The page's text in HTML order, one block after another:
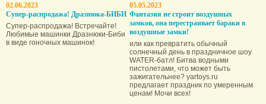
02.06.2023
Супер-распродажа! Дразнюка-БИБИ
Супер-распродажа! Встречайте!
Любимые машинки Дразнюки-Биби
в виде гоночных машинок!
05.05.2023
Фантазия не строит воздушных
замков, она пере­страивает бараки в
воздушные замки!
или как превратить обычный
солнечный день в праздничное шоу
WATER-батл! Битва водными
пистолетами, что может быть
зажигательнее? yartoys.ru
предлагает праздник по умеренным
ценам! Мочи всех!